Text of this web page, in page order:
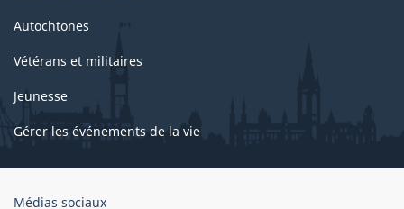
Autochtones
Vétérans et militaires
Jeunesse
Gérer les événements de la vie
Organisation
Médias sociaux